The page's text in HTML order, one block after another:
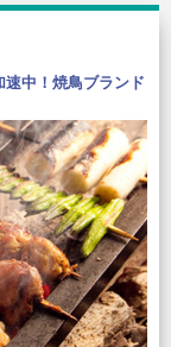
中！焼鳥ブランド